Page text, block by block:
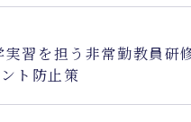
習を担う非常勤教員研
ト防止策